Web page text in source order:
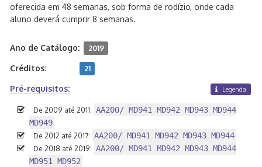
oferecida em 48 semanas, sob forma de rodízio, onde cada
aluno deverá cumprir 8 semanas.
Ano de Catálogo: 2019
Créditos: 21
Pré-requisitos: Legenda
De 2009 até 2011: AA200/ MD941 MD942 MD943 MD944
MD949
De 2012 até 2017: AA200/ MD941 MD942 MD943 MD944
De 2018 até 2019: AA200/ MD941 MD942 MD943 MD944
MD951 MD952